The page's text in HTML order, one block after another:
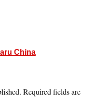
China
Required fields are